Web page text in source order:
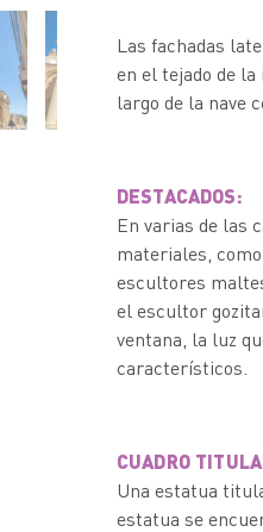
Las fachadas
en el tejado de
largo de la nave
DESTACADOS:
En varias de las
materiales,
escultores
el escultor
ventana, la luz
característicos.
CUADRO
Una estatua
estatua se